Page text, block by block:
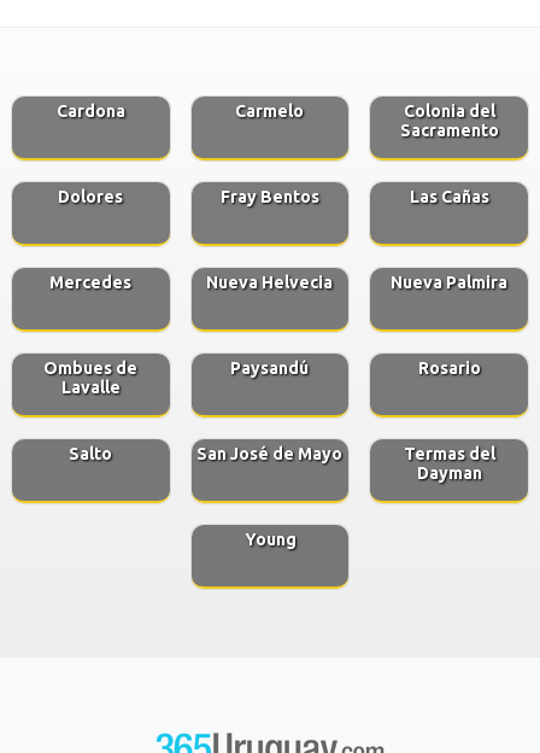
Cardona Carmelo
Colonia del
Sacramento
Dolores Fray Bentos Las Cañas
Mercedes Nueva Helvecia Nueva Palmira
Ombues de
Lavalle
Paysandú Rosario
Salto San José de Mayo
Termas del
Dayman
Young